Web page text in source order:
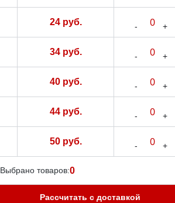
24 руб.
34 руб.
40 руб.
44 руб.
50 руб.
Выбрано товаров:0
Рассчитать с доставкой